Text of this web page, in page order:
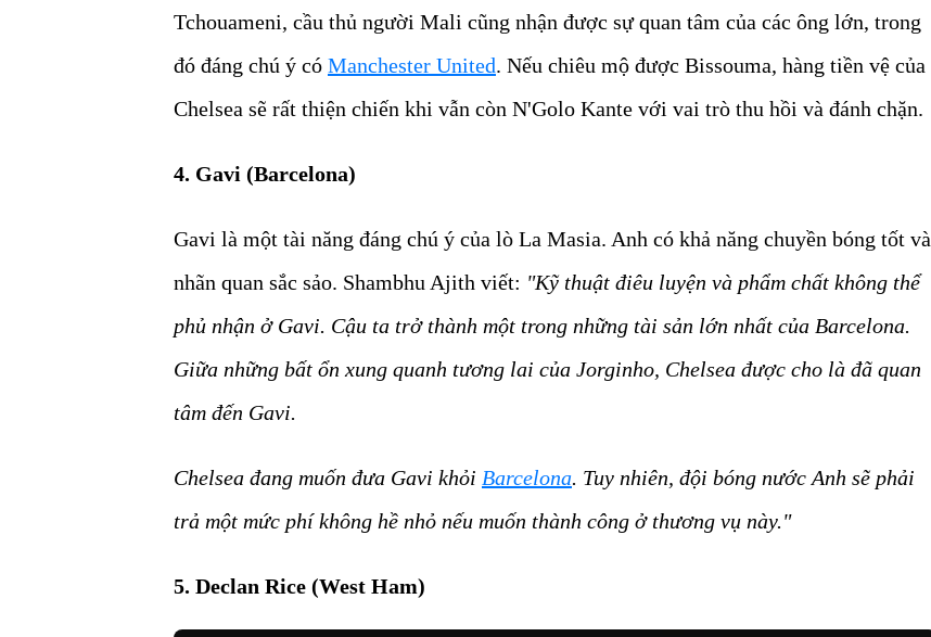
Tchouameni, cầu thủ người Mali cũng nhận được sự quan tâm của các ông lớn, trong
đó đáng chú ý có Manchester United. Nếu chiêu mộ được Bissouma, hàng tiền vệ của
Chelsea sẽ rất thiện chiến khi vẫn còn N'Golo Kante với vai trò thu hồi và đánh chặn.
4. Gavi (Barcelona)
Gavi là một tài năng đáng chú ý của lò La Masia. Anh có khả năng chuyền bóng tốt và
nhãn quan sắc sảo. Shambhu Ajith viết: "Kỹ thuật điêu luyện và phẩm chất không thể
phủ nhận ở Gavi. Cậu ta trở thành một trong những tài sản lớn nhất của Barcelona.
Giữa những bất ổn xung quanh tương lai của Jorginho, Chelsea được cho là đã quan
tâm đến Gavi.
Chelsea đang muốn đưa Gavi khỏi Barcelona. Tuy nhiên, đội bóng nước Anh sẽ phải
trả một mức phí không hề nhỏ nếu muốn thành công ở thương vụ này."
5. Declan Rice (West Ham)